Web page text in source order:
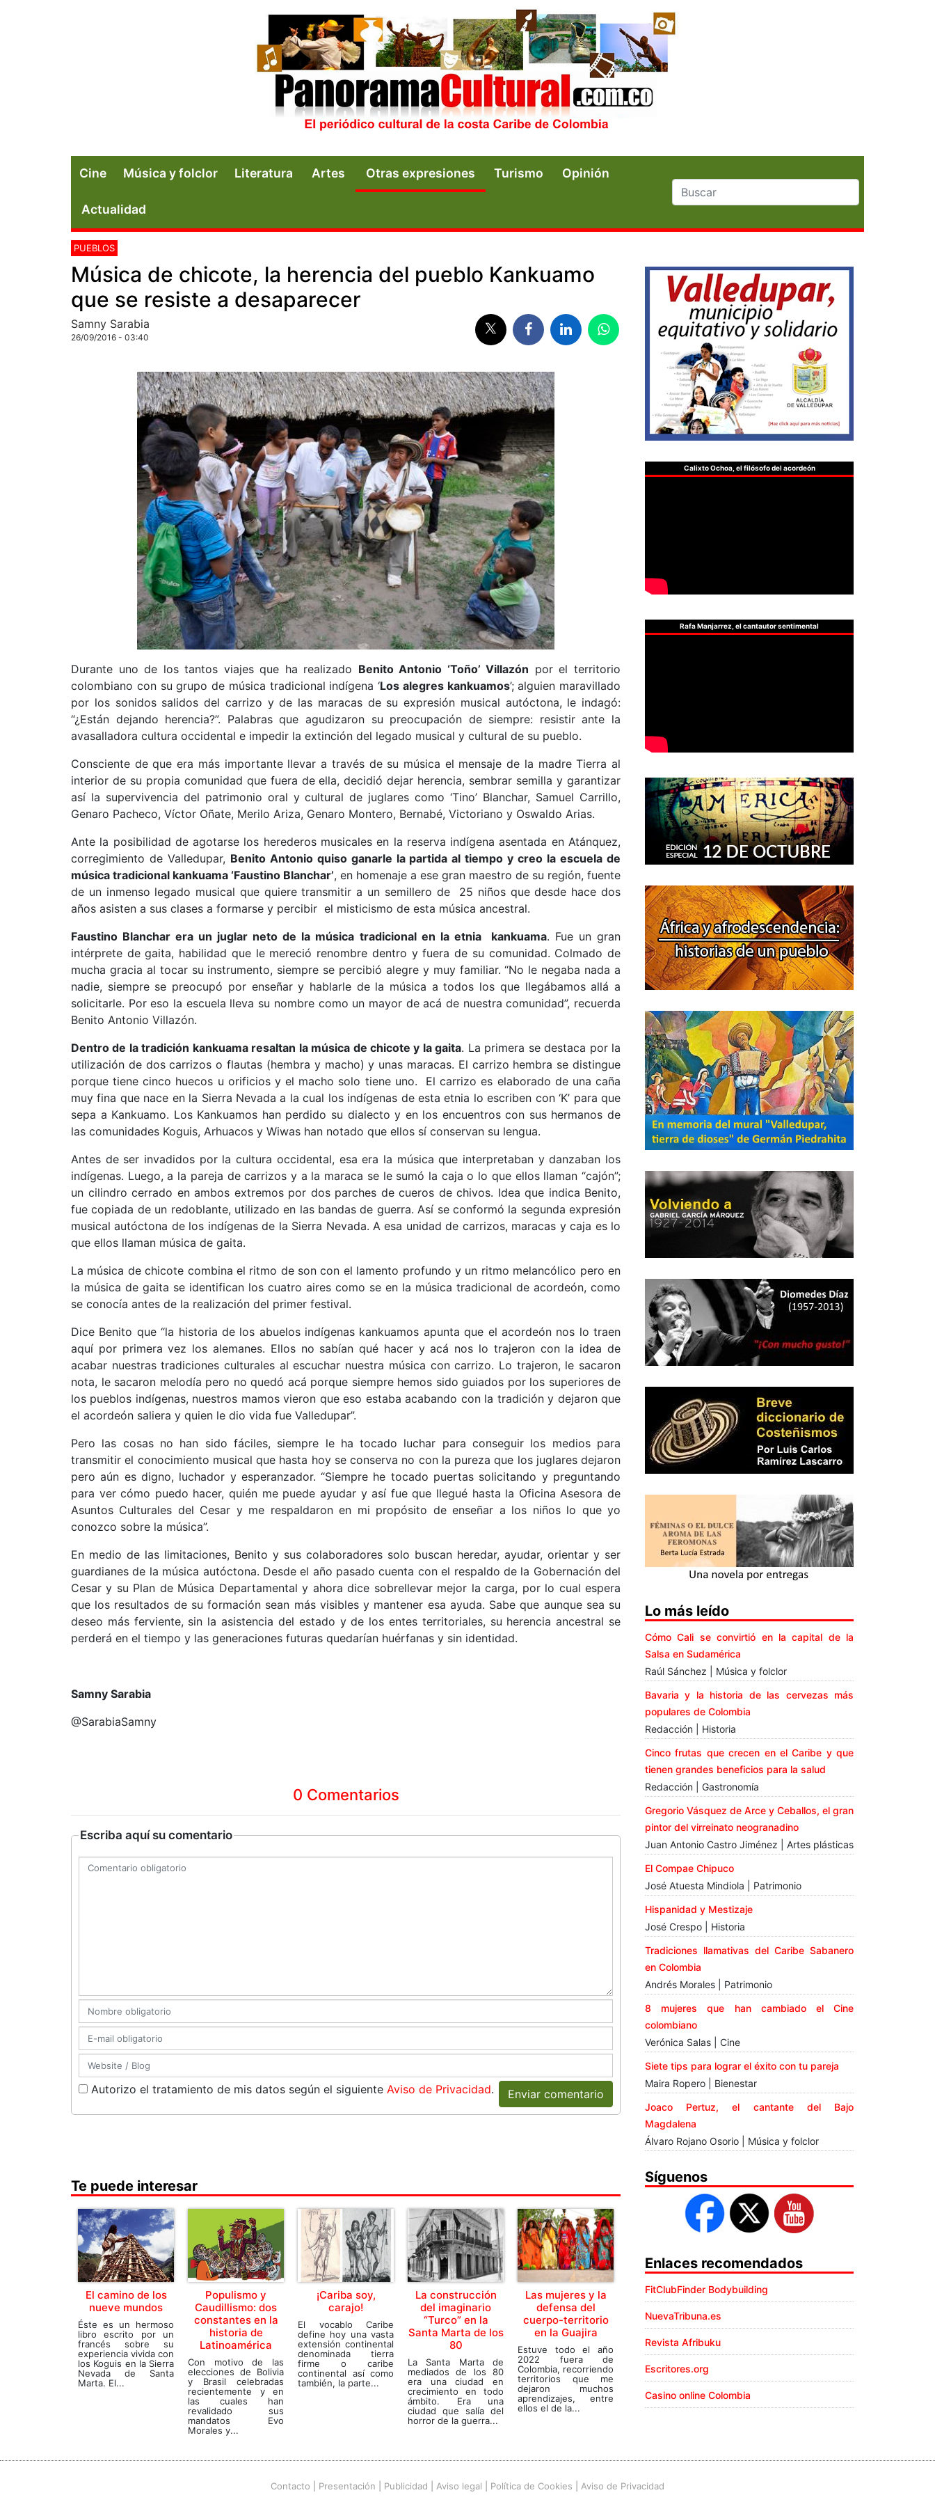
Cine Música y folclor Literatura Artes Otras expresiones Turismo Opinión
Actualidad
PUEBLOS
Música de chicote, la herencia del pueblo Kankuamo
que se resiste a desaparecer
Samny Sarabia
26/09/2016 - 03:40
Durante uno de los tantos viajes que ha realizado Benito Antonio ‘Toño’ Villazón por el territorio
colombiano con su grupo de música tradicional indígena ‘Los alegres kankuamos’; alguien maravillado
por los sonidos salidos del carrizo y de las maracas de su expresión musical autóctona, le indagó:
“¿Están dejando herencia?”. Palabras que agudizaron su preocupación de siempre: resistir ante la
avasalladora cultura occidental e impedir la extinción del legado musical y cultural de su pueblo.
Consciente de que era más importante llevar a través de su música el mensaje de la madre Tierra al
interior de su propia comunidad que fuera de ella, decidió dejar herencia, sembrar semilla y garantizar
así la supervivencia del patrimonio oral y cultural de juglares como ‘Tino’ Blanchar, Samuel Carrillo,
Genaro Pacheco, Víctor Oñate, Merilo Ariza, Genaro Montero, Bernabé, Victoriano y Oswaldo Arias.
Ante la posibilidad de agotarse los herederos musicales en la reserva indígena asentada en Atánquez,
corregimiento de Valledupar, Benito Antonio quiso ganarle la partida al tiempo y creo la escuela de
música tradicional kankuama ‘Faustino Blanchar’, en homenaje a ese gran maestro de su región, fuente
de un inmenso legado musical que quiere transmitir a un semillero de 25 niños que desde hace dos
años asisten a sus clases a formarse y percibir el misticismo de esta música ancestral.
Faustino Blanchar era un juglar neto de la música tradicional en la etnia kankuama. Fue un gran
intérprete de gaita, habilidad que le mereció renombre dentro y fuera de su comunidad. Colmado de
mucha gracia al tocar su instrumento, siempre se percibió alegre y muy familiar. “No le negaba nada a
nadie, siempre se preocupó por enseñar y hablarle de la música a todos los que llegábamos allá a
solicitarle. Por eso la escuela lleva su nombre como un mayor de acá de nuestra comunidad”, recuerda
Benito Antonio Villazón.
Dentro de la tradición kankuama resaltan la música de chicote y la gaita. La primera se destaca por la
utilización de dos carrizos o flautas (hembra y macho) y unas maracas. El carrizo hembra se distingue
porque tiene cinco huecos u orificios y el macho solo tiene uno. El carrizo es elaborado de una caña
muy fina que nace en la Sierra Nevada a la cual los indígenas de esta etnia lo escriben con ‘K’ para que
sepa a Kankuamo. Los Kankuamos han perdido su dialecto y en los encuentros con sus hermanos de
las comunidades Koguis, Arhuacos y Wiwas han notado que ellos sí conservan su lengua.
Antes de ser invadidos por la cultura occidental, esa era la música que interpretaban y danzaban los
indígenas. Luego, a la pareja de carrizos y a la maraca se le sumó la caja o lo que ellos llaman “cajón”;
un cilindro cerrado en ambos extremos por dos parches de cueros de chivos. Idea que indica Benito,
fue copiada de un redoblante, utilizado en las bandas de guerra. Así se conformó la segunda expresión
musical autóctona de los indígenas de la Sierra Nevada. A esa unidad de carrizos, maracas y caja es lo
que ellos llaman música de gaita.
La música de chicote combina el ritmo de son con el lamento profundo y un ritmo melancólico pero en
la música de gaita se identifican los cuatro aires como se en la música tradicional de acordeón, como
se conocía antes de la realización del primer festival.
Dice Benito que “la historia de los abuelos indígenas kankuamos apunta que el acordeón nos lo traen
aquí por primera vez los alemanes. Ellos no sabían qué hacer y acá nos lo trajeron con la idea de
acabar nuestras tradiciones culturales al escuchar nuestra música con carrizo. Lo trajeron, le sacaron
nota, le sacaron melodía pero no quedó acá porque siempre hemos sido guiados por los superiores de
los pueblos indígenas, nuestros mamos vieron que eso estaba acabando con la tradición y dejaron que
el acordeón saliera y quien le dio vida fue Valledupar”.
Pero las cosas no han sido fáciles, siempre le ha tocado luchar para conseguir los medios para
transmitir el conocimiento musical que hasta hoy se conserva no con la pureza que los juglares dejaron
pero aún es digno, luchador y esperanzador. “Siempre he tocado puertas solicitando y preguntando
para ver cómo puedo hacer, quién me puede ayudar y así fue que llegué hasta la Oficina Asesora de
Asuntos Culturales del Cesar y me respaldaron en mi propósito de enseñar a los niños lo que yo
conozco sobre la música”.
En medio de las limitaciones, Benito y sus colaboradores solo buscan heredar, ayudar, orientar y ser
guardianes de la música autóctona. Desde el año pasado cuenta con el respaldo de la Gobernación del
Cesar y su Plan de Música Departamental y ahora dice sobrellevar mejor la carga, por lo cual espera
que los resultados de su formación sean más visibles y mantener esa ayuda. Sabe que aunque sea su
deseo más ferviente, sin la asistencia del estado y de los entes territoriales, su herencia ancestral se
perderá en el tiempo y las generaciones futuras quedarían huérfanas y sin identidad.
Samny Sarabia
@SarabiaSamny
0 Comentarios
Escriba aquí su comentario
Autorizo el tratamiento de mis datos según el siguiente Aviso de Privacidad. Enviar comentario
Te puede interesar
El camino de los
nueve mundos
Éste es un hermoso
libro escrito por un
francés sobre su
experiencia vivida con
los Koguis en la Sierra
Nevada de Santa
Marta. El...
Populismo y
Caudillismo: dos
constantes en la
historia de
Latinoamérica
Con motivo de las
elecciones de Bolivia
y Brasil celebradas
recientemente y en
las cuales han
revalidado sus
mandatos Evo
Morales y...
¡Cariba soy,
carajo!
El vocablo Caribe
define hoy una vasta
extensión continental
denominada tierra
firme o caribe
continental así como
también, la parte...
La construcción
del imaginario
“Turco” en la
Santa Marta de los
80
La Santa Marta de
mediados de los 80
era una ciudad en
crecimiento en todo
ámbito. Era una
ciudad que salía del
horror de la guerra...
Las mujeres y la
defensa del
cuerpo-territorio
en la Guajira
Estuve todo el año
2022 fuera de
Colombia, recorriendo
territorios que me
dejaron muchos
aprendizajes, entre
ellos el de la...
Calixto Ochoa, el filósofo del acordeón
Rafa Manjarrez, el cantautor sentimental
Lo más leído
Cómo Cali se convirtió en la capital de la
Salsa en Sudamérica
Raúl Sánchez | Música y folclor
Bavaria y la historia de las cervezas más
populares de Colombia
Redacción | Historia
Cinco frutas que crecen en el Caribe y que
tienen grandes beneficios para la salud
Redacción | Gastronomía
Gregorio Vásquez de Arce y Ceballos, el gran
pintor del virreinato neogranadino
Juan Antonio Castro Jiménez | Artes plásticas
El Compae Chipuco
José Atuesta Mindiola | Patrimonio
Hispanidad y Mestizaje
José Crespo | Historia
Tradiciones llamativas del Caribe Sabanero
en Colombia
Andrés Morales | Patrimonio
8 mujeres que han cambiado el Cine
colombiano
Verónica Salas | Cine
Siete tips para lograr el éxito con tu pareja
Maira Ropero | Bienestar
Joaco Pertuz, el cantante del Bajo
Magdalena
Álvaro Rojano Osorio | Música y folclor
Síguenos
Enlaces recomendados
FitClubFinder Bodybuilding
NuevaTribuna.es
Revista Afribuku
Escritores.org
Casino online Colombia
Contacto Presentación Publicidad Aviso legal Política de Cookies Aviso de Privacidad